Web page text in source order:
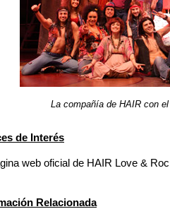
La compañía de HAIR con
de Interés
web oficial de HAIR Love &
Relacionada